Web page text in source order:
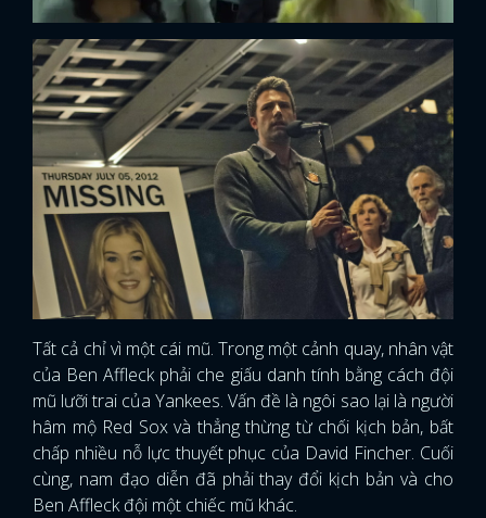
Tất cả chỉ vì một cái mũ. Trong một cảnh quay, nhân vật
của Ben Affleck phải che giấu danh tính bằng cách đội
mũ lưỡi trai của Yankees. Vấn đề là ngôi sao lại là người
hâm mộ Red Sox và thẳng thừng từ chối kịch bản, bất
chấp nhiều nỗ lực thuyết phục của David Fincher. Cuối
cùng, nam đạo diễn đã phải thay đổi kịch bản và cho
Ben Affleck đội một chiếc mũ khác.